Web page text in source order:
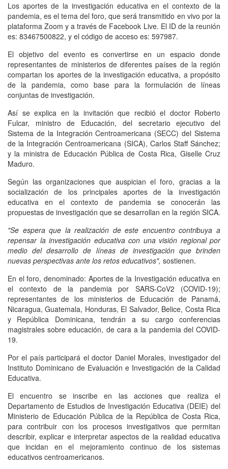
Los aportes de la investigación educativa en el contexto de la
pandemia, es el tema del foro, que será transmitido en vivo por la
plataforma Zoom y a través de Facebook Live. El ID de la reunión
es: 83467500822, y el código de acceso es: 597987.
El objetivo del evento es convertirse en un espacio donde
representantes de ministerios de diferentes países de la región
compartan los aportes de la investigación educativa, a propósito
de la pandemia, como base para la formulación de líneas
conjuntas de investigación.
Así se explica en la invitación que recibió el doctor Roberto
Fulcar, ministro de Educación, del secretario ejecutivo del
Sistema de la Integración Centroamericana (SECC) del Sistema
de la Integración Centroamericana (SICA), Carlos Staff Sánchez;
y la ministra de Educación Pública de Costa Rica, Giselle Cruz
Maduro.
Según las organizaciones que auspician el foro, gracias a la
socialización de los principales aportes de la investigación
educativa en el contexto de pandemia se conocerán las
propuestas de investigación que se desarrollan en la región SICA.
"Se espera que la realización de este encuentro contribuya a
repensar la investigación educativa con una visión regional por
medio del desarrollo de líneas de investigación que brinden
nuevas perspectivas ante los retos educativos", sostienen.
En el foro, denominado: Aportes de la Investigación educativa en
el contexto de la pandemia por SARS-CoV2 (COVID-19);
representantes de los ministerios de Educación de Panamá,
Nicaragua, Guatemala, Honduras, El Salvador, Belice, Costa Rica
y República Dominicana, tendrán a su cargo conferencias
magistrales sobre educación, de cara a la pandemia del COVID-
19.
Por el país participará el doctor Daniel Morales, investigador del
Instituto Dominicano de Evaluación e Investigación de la Calidad
Educativa.
El encuentro se inscribe en las acciones que realiza el
Departamento de Estudios de Investigación Educativa (DEIE) del
Ministerio de Educación Pública de la República de Costa Rica,
para contribuir con los procesos investigativos que permitan
describir, explicar e interpretar aspectos de la realidad educativa
que incidan en el mejoramiento continuo de los sistemas
educativos centroamericanos.